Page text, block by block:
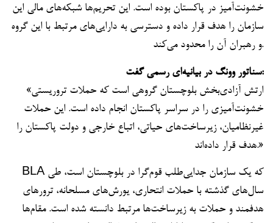
خشونت‌آمیز در پاکستان بوده است. این تحریم‌ها شبکه‌های مالی این
سازمان را هدف قرار داده و دسترسی به دارایی‌های مرتبط با این گروه
و رهبران آن را محدود می‌کند.
سناتور وونگ در بیانیه‌ای رسمی گفت:
«ارتش آزادی‌بخش بلوچستان گروهی است که حملات تروریستی
خشونت‌آمیزی را در سراسر پاکستان انجام داده است. این حملات
غیرنظامیان، زیرساخت‌های حیاتی، اتباع خارجی و دولت پاکستان را
هدف قرار داده‌اند.»
BLA که یک سازمان جدایی‌طلب قوم‌گرا در بلوچستان است، طی
سال‌های گذشته با حملات انتحاری، یورش‌های مسلحانه، ترورهای
هدفمند و حملات به زیرساخت‌ها مرتبط دانسته شده است. مقام‌ها